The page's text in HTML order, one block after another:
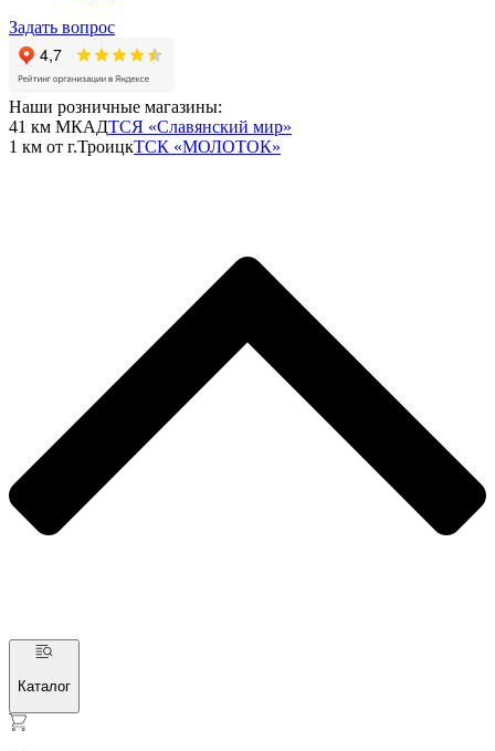
Задать вопрос
Наши розничные магазины:
41 км МКАДТСЯ «Славянский мир»
1 км от г.ТроицкТСК «МОЛОТОК»
Каталог